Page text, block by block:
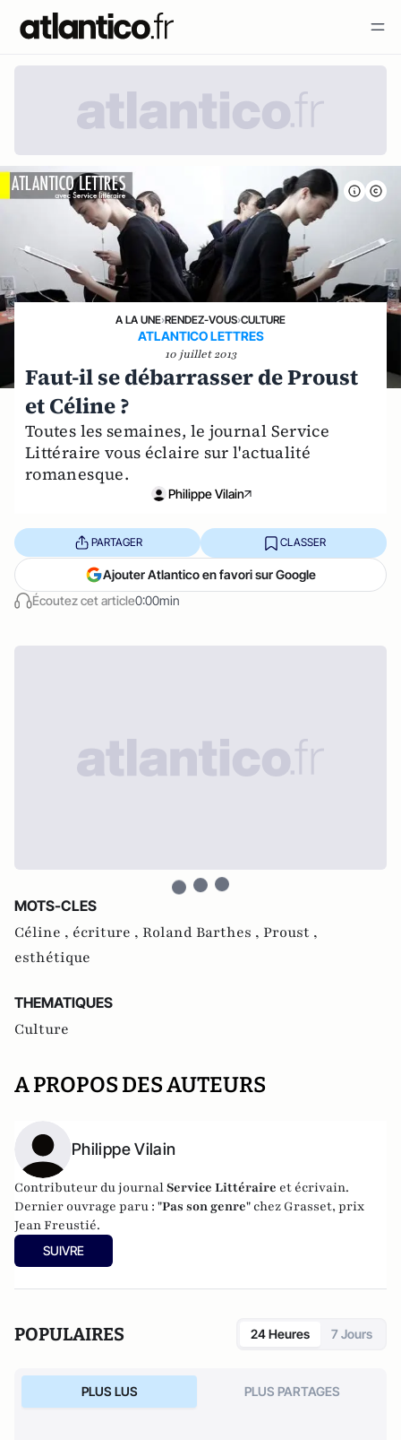
A LA UNE›RENDEZ-VOUS›CULTURE
ATLANTICO LETTRES
10 juillet 2013
Faut-il se débarrasser de Proust
et Céline ?
Toutes les semaines, le journal Service
Littéraire vous éclaire sur l'actualité
romanesque.
Philippe Vilain
Écoutez cet article0:00min
PARTAGER CLASSER
Ajouter Atlantico en favori sur Google
MOTS-CLES
Céline , écriture , Roland Barthes , Proust ,
esthétique
THEMATIQUES
Culture
A PROPOS DES AUTEURS
Philippe Vilain
Contributeur du journalService Littéraire et écrivain.
Dernier ouvrage paru : "Pas son genre" chez Grasset, prix
Jean Freustié.
SUIVRE
POPULAIRES 24 Heures 7 Jours
PLUS LUS PLUS PARTAGES